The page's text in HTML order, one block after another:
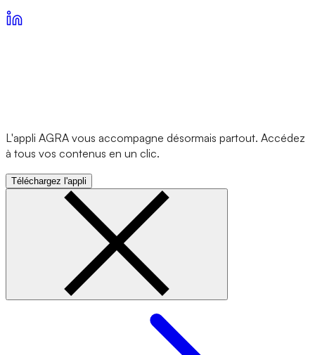
L'appli AGRA vous accompagne désormais partout. Accédez
à tous vos contenus en un clic.
Téléchargez l'appli